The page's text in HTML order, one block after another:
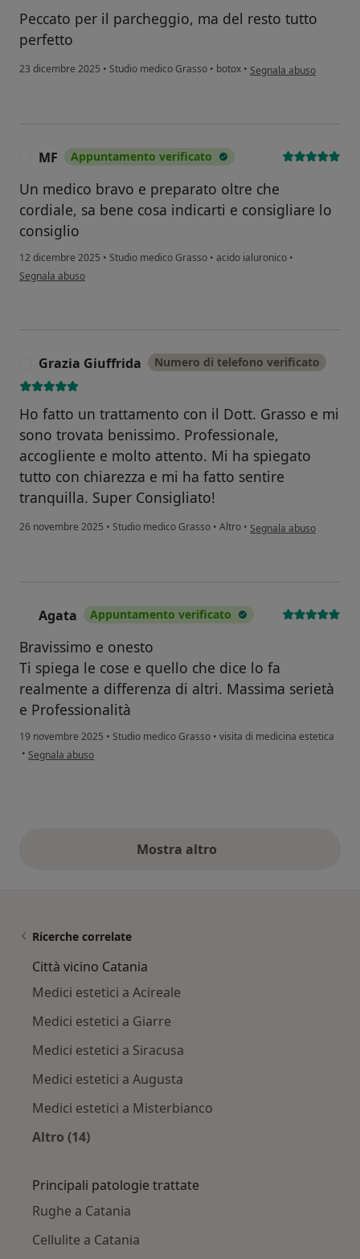
Peccato per il parcheggio, ma del resto tutto
perfetto
23 dicembre 2025 • Studio medico Grasso • botox • secondo l'opinione
Segnala abuso
MF Appuntamento verificato
Un medico bravo e preparato oltre che
cordiale, sa bene cosa indicarti e consigliare lo
consiglio
12 dicembre 2025 • Studio medico Grasso • acido ialuronico •
secondo l'opinione dell'utente MF
Segnala abuso
Grazia Giuffrida Numero di telefono verificato
Ho fatto un trattamento con il Dott. Grasso e mi
sono trovata benissimo. Professionale,
accogliente e molto attento. Mi ha spiegato
tutto con chiarezza e mi ha fatto sentire
tranquilla. Super Consigliato!
26 novembre 2025 • Studio medico Grasso • Altro • secondo l'opinione
Segnala abuso
Agata Appuntamento verificato
Bravissimo e onesto
Ti spiega le cose e quello che dice lo fa
realmente a differenza di altri. Massima serietà
e Professionalità
19 novembre 2025 • Studio medico Grasso • visita di medicina estetica
• secondo l'opinione dell'utente Agata
Segnala abuso
Mostra altroopinioni di cui sopra
Ricerche correlate
Città vicino Catania
Medici estetici a Acireale
Medici estetici a Giarre
Medici estetici a Siracusa
Medici estetici a Augusta
Medici estetici a Misterbianco
Altro (14)
Principali patologie trattate
Rughe a Catania
Cellulite a Catania